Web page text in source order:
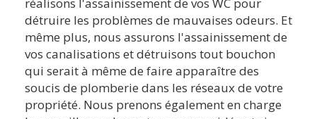
détruire les problèmes de mauvaises odeurs. Et
même plus, nous assurons l'assainissement de
vos canalisations et détruisons tout bouchon
qui serait à même de faire apparaître des
soucis de plomberie dans les réseaux de votre
propriété. Nous prenons également en charge